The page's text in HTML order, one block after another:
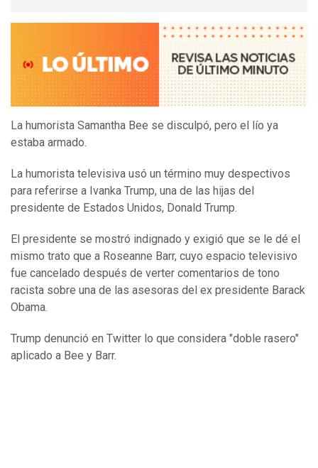
La humorista Samantha Bee se disculpó, pero el lío ya
estaba armado.
La humorista televisiva usó un término muy despectivos
para referirse a Ivanka Trump, una de las hijas del
presidente de Estados Unidos, Donald Trump.
El presidente se mostró indignado y exigió que se le dé el
mismo trato que a Roseanne Barr, cuyo espacio televisivo
fue cancelado después de verter comentarios de tono
racista sobre una de las asesoras del ex presidente Barack
Obama.
Trump denunció en Twitter lo que considera "doble rasero"
aplicado a Bee y Barr.